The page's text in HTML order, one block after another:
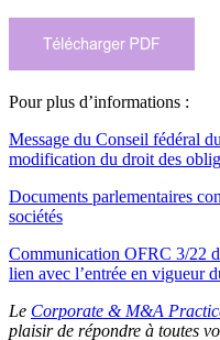
Pour plus d’informations :
Message du Conseil fédéral
modification du droit des
Documents parlementaires
sociétés
Communication OFRC 3/22
lien avec l’entrée en vigueur
Le Corporate & M&A
plaisir de répondre à toutes